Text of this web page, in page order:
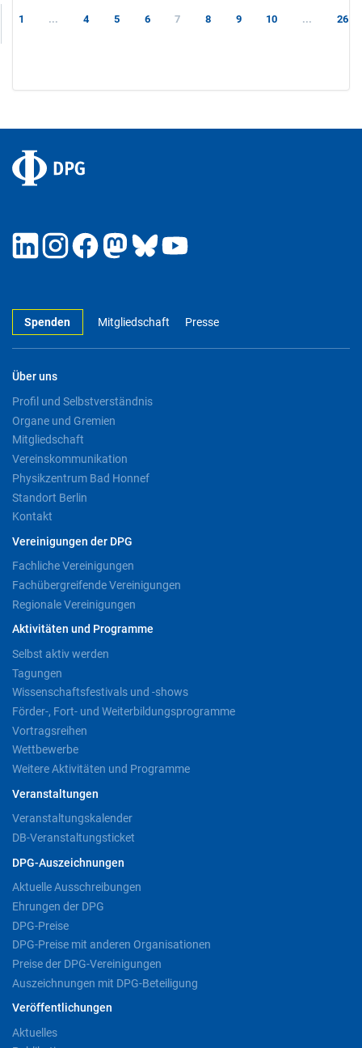
1 ... 4 5 6 7 8 9 10 ... 26
Spenden Mitgliedschaft Presse
Über uns
Profil und Selbstverständnis
Organe und Gremien
Mitgliedschaft
Vereinskommunikation
Physikzentrum Bad Honnef
Standort Berlin
Kontakt
Vereinigungen der DPG
Fachliche Vereinigungen
Fachübergreifende Vereinigungen
Regionale Vereinigungen
Aktivitäten und Programme
Selbst aktiv werden
Tagungen
Wissenschaftsfestivals und -shows
Förder-, Fort- und Weiterbildungsprogramme
Vortragsreihen
Wettbewerbe
Weitere Aktivitäten und Programme
Veranstaltungen
Veranstaltungskalender
DB-Veranstaltungsticket
DPG-Auszeichnungen
Aktuelle Ausschreibungen
Ehrungen der DPG
DPG-Preise
DPG-Preise mit anderen Organisationen
Preise der DPG-Vereinigungen
Auszeichnungen mit DPG-Beteiligung
Veröffentlichungen
Aktuelles